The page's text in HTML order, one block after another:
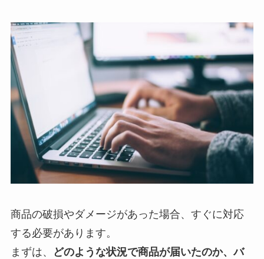
商品の破損やダメージがあった場合、すぐに対応
する必要があります。
まずは、
どのような状況で商品が届いたのか、バ